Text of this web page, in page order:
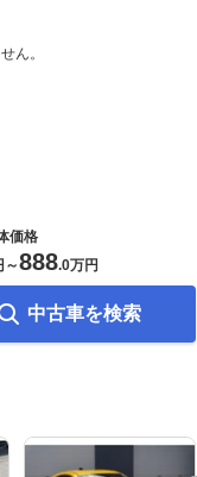
ん。
価格
～888.0万円
中古車を検索